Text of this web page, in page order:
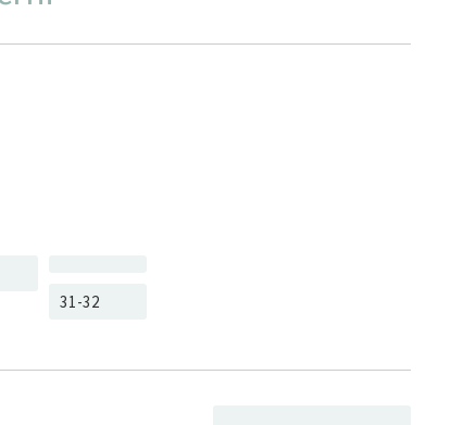
31-32